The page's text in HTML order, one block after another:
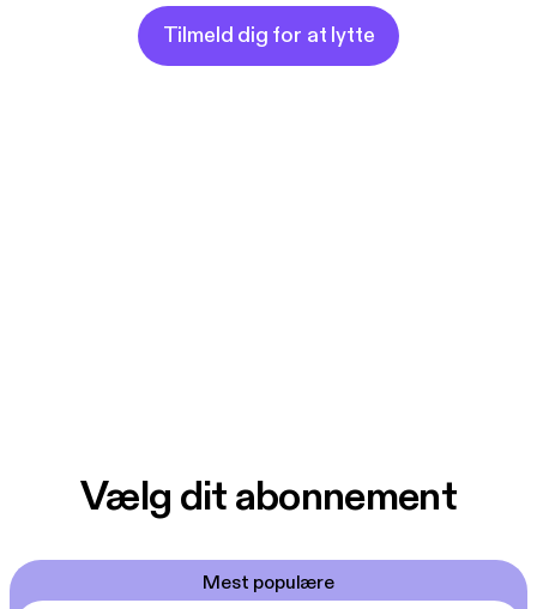
Tilmeld dig for at lytte
Vælg dit abonnement
Mest populære